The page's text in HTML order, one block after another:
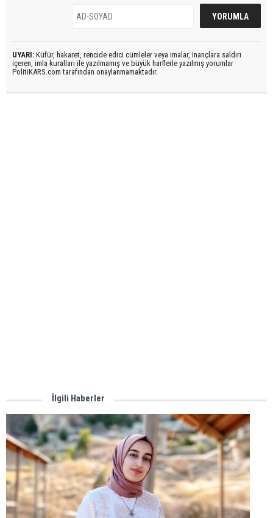
UYARI: Küfür, hakaret, rencide edici cümleler veya imalar, inançlara saldırı
içeren, imla kuralları ile yazılmamış ve büyük harflerle yazılmış yorumlar
PolitiKARS.com tarafından onaylanmamaktadır.
İlgili Haberler